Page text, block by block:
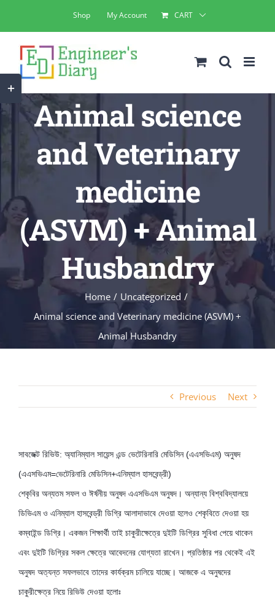
to
content
Shop My Account CART
Animal science
and Veterinary
medicine
(ASVM) + Animal
Husbandry
Home
Uncategorized
Animal science and Veterinary medicine (ASVM) +
Animal Husbandry
Previous Next
সাবজেক্ট রিভিউ: অ্যানিম্যাল সায়েন্স এন্ড ভেটেরিনারি মেডিসিন (এএসভিএম) অনুষদ
(এএসভিএম=ভেটেরিনারি মেডিসিন+এনিম্যাল হাসবেন্ড্রী)
শেকৃবির অন্যতম সফল ও ঈর্ষনীয় অনুষদ এএসভিএম অনুষদ। অন্যান্য বিশ্ববিদ্যালয়ে
ডিভিএম ও এনিম্যাল হাসবেন্ড্রী ডিগ্রি আলাদাভাবে দেওয়া হলেও শেকৃবিতে দেওয়া হয়
কম্বাইন্ড ডিগ্রি। একজন শিক্ষার্থী তাই চাকুরীক্ষেত্রে দুইটি ডিগ্রির সুবিধা পেয়ে থাকেন
এবং দুইটি ডিগ্রির সকল ক্ষেত্রে আবেদনের যোগ্যতা রাখেন। প্রতিষ্ঠার পর থেকেই এই
অনুষদ অত্যন্ত সফলভাবে তাদের কার্যক্রম চালিয়ে যাচ্ছে। আজকে এ অনুষদের
চাকুরীক্ষেত্র নিয়ে রিভিউ দেওয়া হলোঃ
Toggle
Sliding